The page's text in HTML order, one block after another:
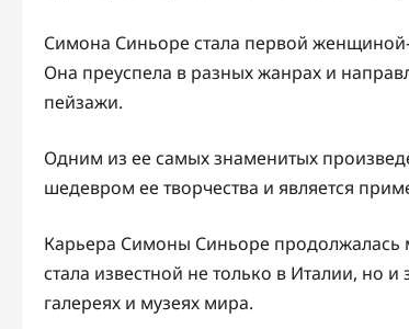
Симона Синьоре стала первой
Она преуспела в разных жанрах и
пейзажи.
Одним из ее самых знаменитых
шедевром ее творчества и является
Карьера Симоны Синьоре продолжалась
стала известной не только в Италии, но
галереях и музеях мира.